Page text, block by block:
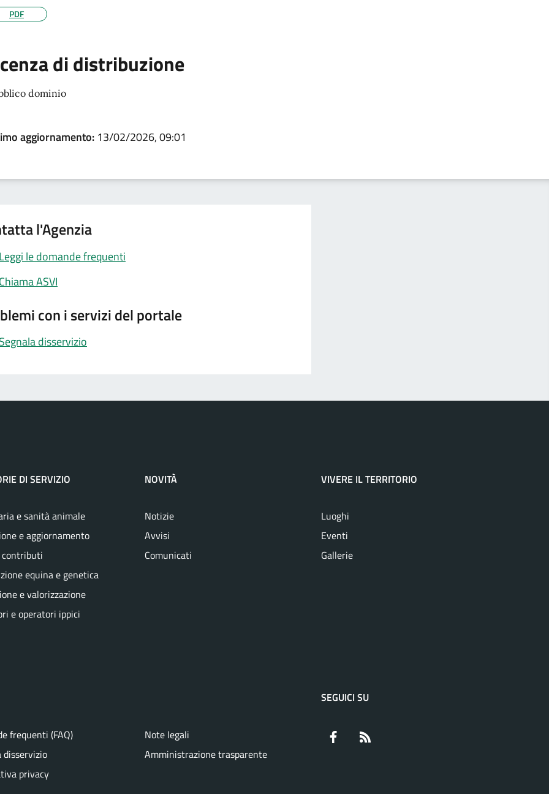
PDF
di distribuzione
dominio
aggiornamento: 13/02/2026, 09:01
l'Agenzia
le domande frequenti
ASVI
con i servizi del portale
disservizio
DI SERVIZIO
e sanità animale
e aggiornamento
contributi
equina e genetica
e valorizzazione
e operatori ippici
NOVITÀ
Notizie
Avvisi
Comunicati
VIVERE IL TERRITORIO
Luoghi
Eventi
Gallerie
frequenti (FAQ)
disservizio
privacy
Note legali
Amministrazione trasparente
SEGUICI SU
Facebook